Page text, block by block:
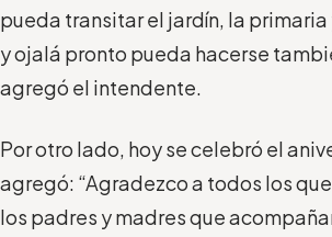
pueda transitar el jardín, la
y ojalá pronto pueda hacerse
agregó el intendente.
Por otro lado, hoy se celebró el
agregó: “Agradezco a todos los
los padres y madres que